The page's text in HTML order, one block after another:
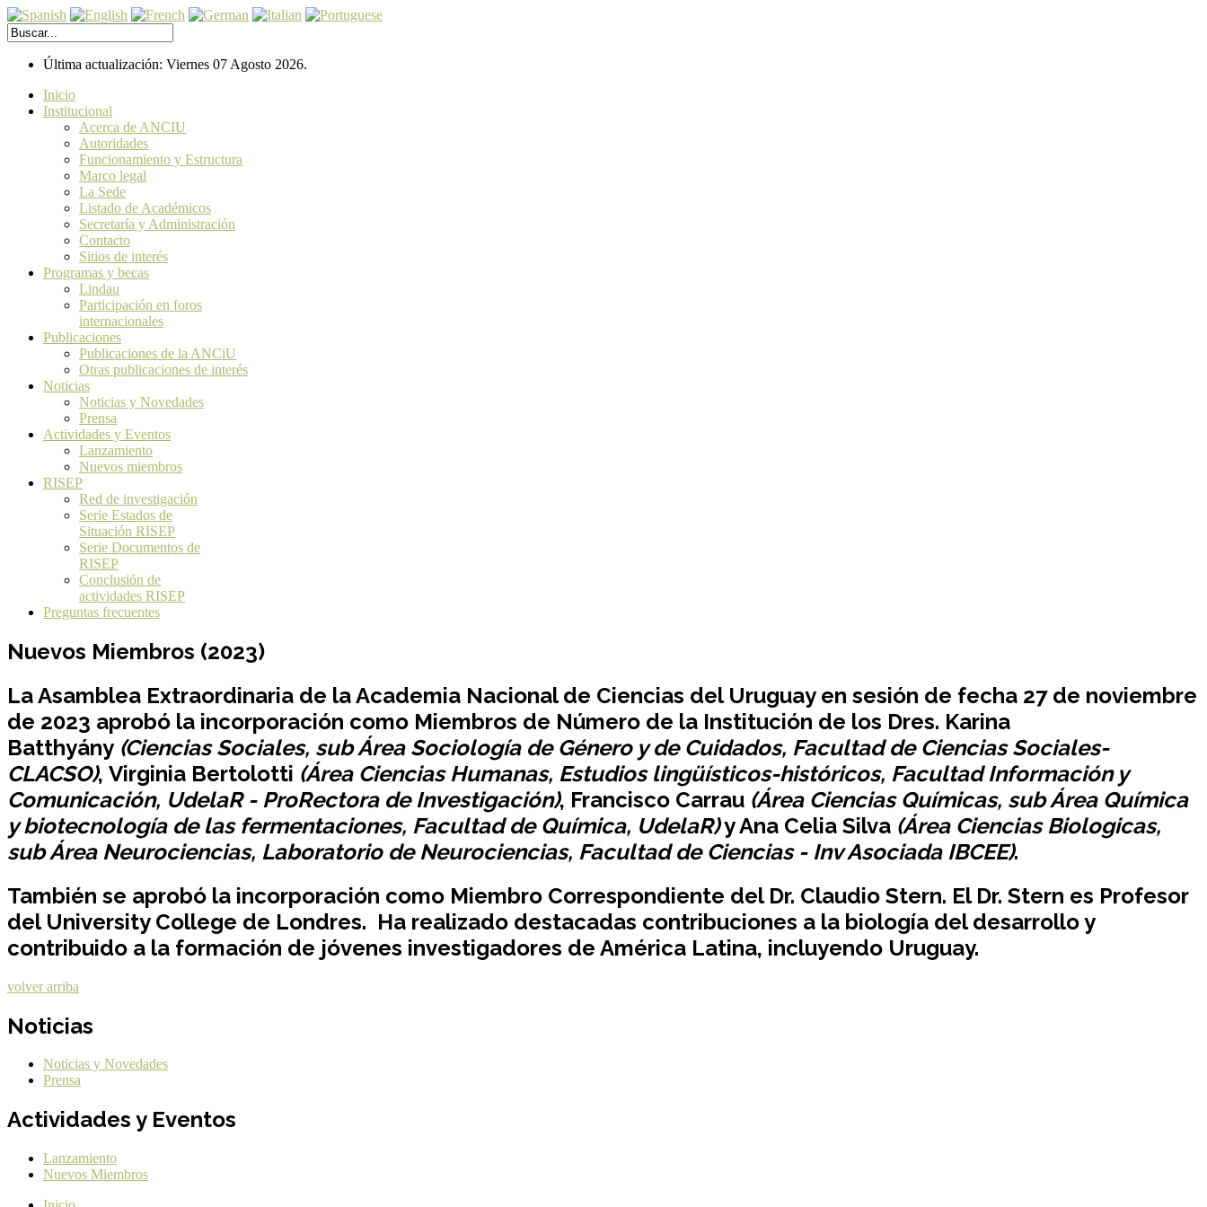
Última actualización: Viernes 07 Agosto 2026.
Inicio
Institucional
Acerca de ANCIU
Autoridades
Funcionamiento y Estructura
Marco legal
La Sede
Listado de Académicos
Secretaría y Administración
Contacto
Sitios de interés
Programas y becas
Lindau
Participación en foros
internacionales
Publicaciones
Publicaciones de la ANCiU
Otras publicaciones de interés
Noticias
Noticias y Novedades
Prensa
Actividades y Eventos
Lanzamiento
Nuevos miembros
RISEP
Red de investigación
Serie Estados de
Situación RISEP
Serie Documentos de
RISEP
Conclusión de
actividades RISEP
Preguntas frecuentes
Nuevos Miembros (2023)
La Asamblea Extraordinaria de la Academia Nacional de Ciencias del Uruguay en sesión de fecha 27 de noviembre
de 2023 aprobó la incorporación como Miembros de Número de la Institución de los Dres. Karina
Batthyány (Ciencias Sociales, sub Área Sociología de Género y de Cuidados, Facultad de Ciencias Sociales-
CLACSO), Virginia Bertolotti (Área Ciencias Humanas, Estudios lingüísticos-históricos, Facultad Información y
Comunicación, UdelaR - ProRectora de Investigación), Francisco Carrau (Área Ciencias Químicas, sub Área Química
y biotecnología de las fermentaciones, Facultad de Química, UdelaR)y Ana Celia Silva (Área Ciencias Biologicas,
sub Área Neurociencias, Laboratorio de Neurociencias, Facultad de Ciencias - Inv Asociada IBCEE).
También se aprobó la incorporación como Miembro Correspondiente del Dr. Claudio Stern. El Dr. Stern es Profesor
del University College de Londres. Ha realizado destacadas contribuciones a la biología del desarrollo y
contribuido a la formación de jóvenes investigadores de América Latina, incluyendo Uruguay.
volver arriba
Noticias
Noticias y Novedades
Prensa
Actividades y Eventos
Lanzamiento
Nuevos Miembros